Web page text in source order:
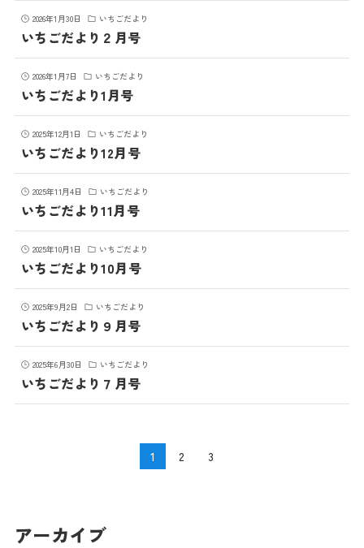
2026年1月30日 いちごだより
いちごだより２月号
2026年1月7日 いちごだより
いちごだより1月号
2025年12月1日 いちごだより
いちごだより12月号
2025年11月4日 いちごだより
いちごだより11月号
2025年10月1日 いちごだより
いちごだより10月号
2025年9月2日 いちごだより
いちごだより９月号
2025年6月30日 いちごだより
いちごだより７月号
1 2 3
アーカイブ